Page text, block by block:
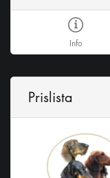
Info
Prislista